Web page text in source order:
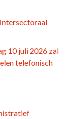
10 juli 2026 zal
telefonisch